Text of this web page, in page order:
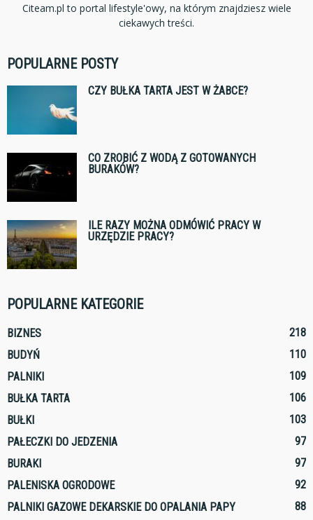
Citeam.pl to portal lifestyle'owy, na którym znajdziesz wiele
ciekawych treści.
POPULARNE POSTY
CZY BUŁKA TARTA JEST W ŻABCE?
CO ZROBIĆ Z WODĄ Z GOTOWANYCH
BURAKÓW?
ILE RAZY MOŻNA ODMÓWIĆ PRACY W
URZĘDZIE PRACY?
POPULARNE KATEGORIE
BIZNES
218
BUDYŃ
110
PALNIKI
109
BUŁKA TARTA
106
BUŁKI
103
PAŁECZKI DO JEDZENIA
97
BURAKI
97
PALENISKA OGRODOWE
92
PALNIKI GAZOWE DEKARSKIE DO OPALANIA PAPY
88